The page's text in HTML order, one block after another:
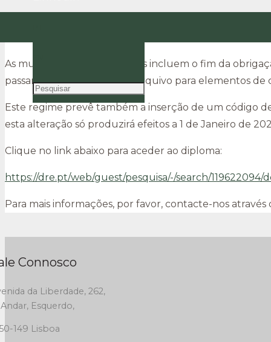
As mudanças mais relevantes incluem o fim da
passarem a ter sistemas de arquivo para elementos
Este regime prevê também a inserção de um código
esta alteração só produzirá efeitos a 1 de Janeiro de
Clique no link abaixo para aceder ao diploma:
https://dre.pt/web/guest/pesquisa/-/search/119622094/
Para mais informações, por favor, contacte-nos através
Connosco
da Liberdade, 262,
Andar, Esquerdo,
149 Lisboa